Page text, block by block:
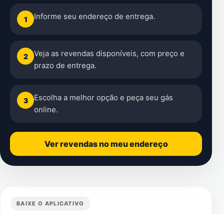
1 Informe seu endereço de entrega.
2
Veja as revendas disponíveis, com preço e
prazo de entrega.
3
Escolha a melhor opção e peça seu gás
online.
Ver revendas no meu endereço
BAIXE O APLICATIVO